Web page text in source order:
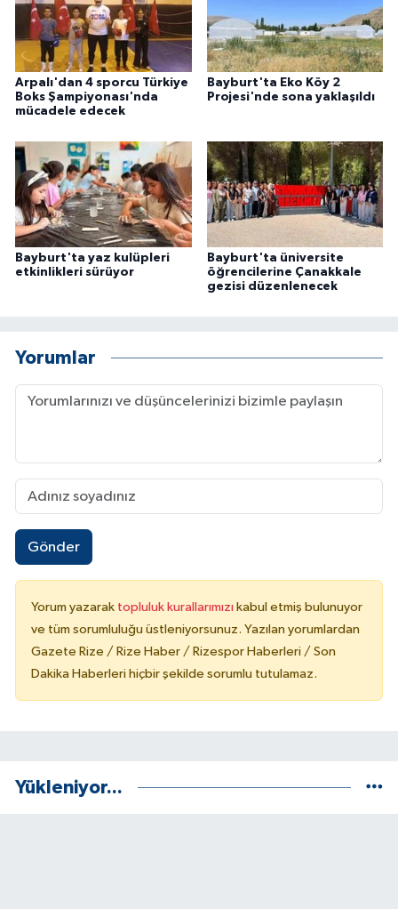
Arpalı'dan 4 sporcu Türkiye
Boks Şampiyonası'nda
mücadele edecek
Bayburt'ta Eko Köy 2
Projesi'nde sona yaklaşıldı
Bayburt'ta yaz kulüpleri
etkinlikleri sürüyor
Bayburt'ta üniversite
öğrencilerine Çanakkale
gezisi düzenlenecek
Yorumlar
Gönder
Yorum yazarak topluluk kurallarımızı kabul etmiş bulunuyor
ve tüm sorumluluğu üstleniyorsunuz. Yazılan yorumlardan
Gazete Rize / Rize Haber / Rizespor Haberleri / Son
Dakika Haberleri hiçbir şekilde sorumlu tutulamaz.
Yükleniyor...
TEKNOLOJİ
Turizm
YAŞAM
YEREL
Yerel Haberler